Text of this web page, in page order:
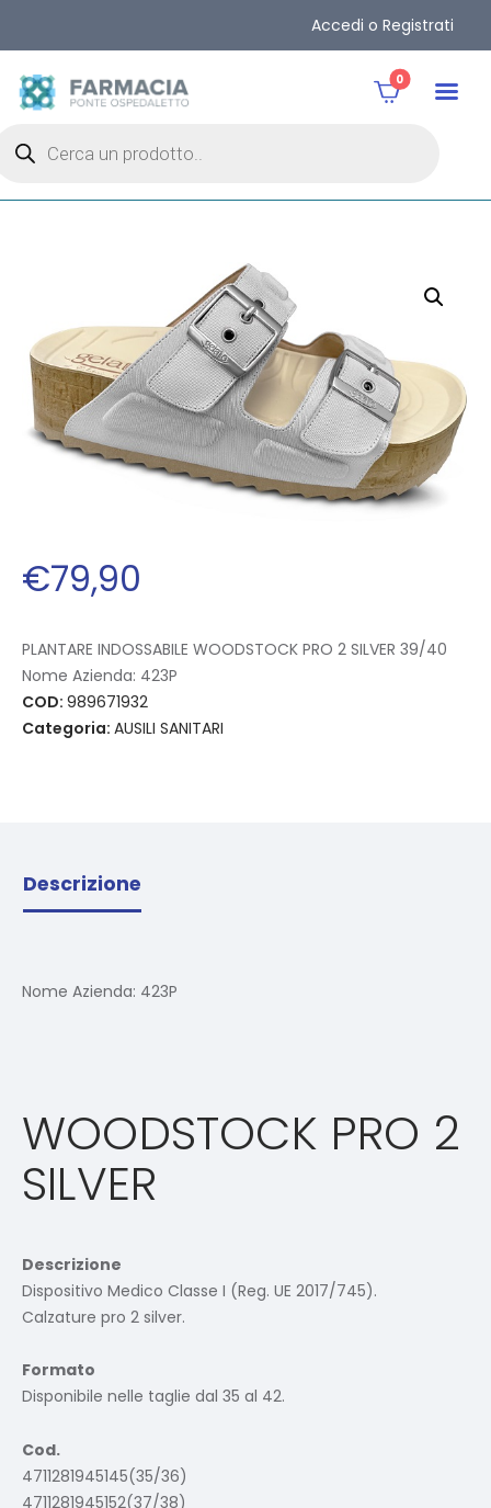
Accedi o Registrati
0
€79,90
PLANTARE INDOSSABILE WOODSTOCK PRO 2 SILVER 39/40
Nome Azienda: 423P
COD: 989671932
Categoria: AUSILI SANITARI
Descrizione
Nome Azienda: 423P
WOODSTOCK PRO 2
SILVER
Descrizione
Dispositivo Medico Classe I (Reg. UE 2017/745).
Calzature pro 2 silver.
Formato
Disponibile nelle taglie dal 35 al 42.
Cod.
4711281945145(35/36)
4711281945152(37/38)